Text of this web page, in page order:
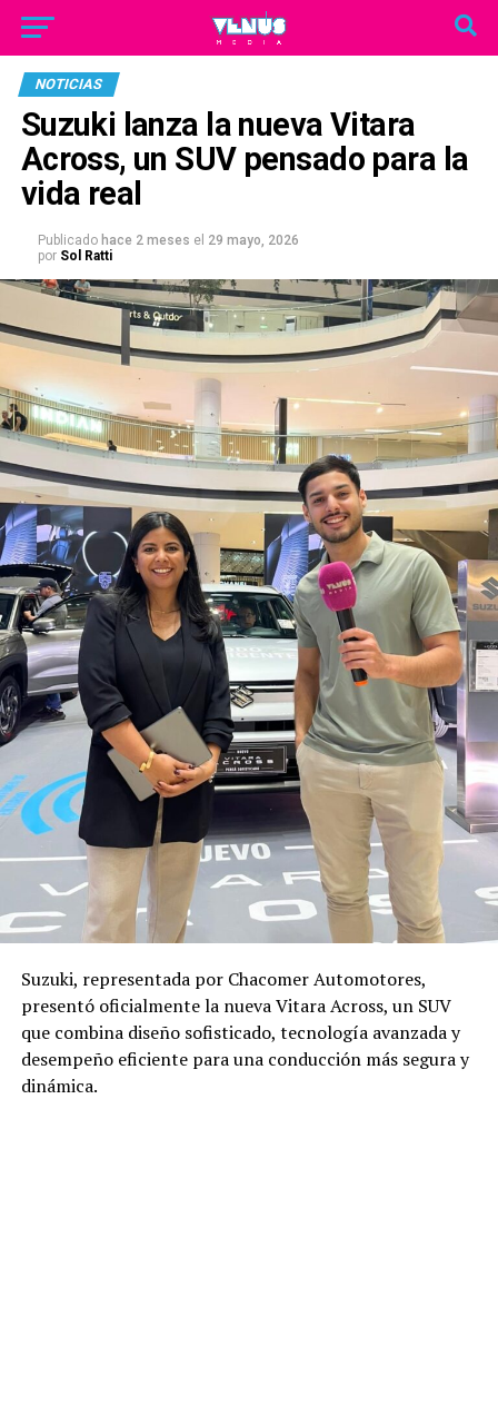
NOTICIAS
Suzuki lanza la nueva Vitara
Across, un SUV pensado para la
vida real
Publicado hace 2 meses el 29 mayo, 2026
por Sol Ratti
Suzuki, representada por Chacomer Automotores,
presentó oficialmente la nueva Vitara Across, un SUV
que combina diseño sofisticado, tecnología avanzada y
desempeño eficiente para una conducción más segura y
dinámica.